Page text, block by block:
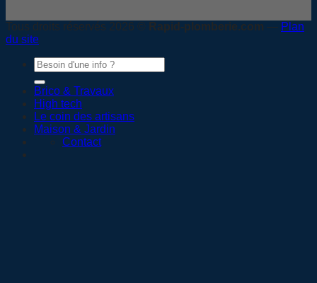
Tous droits réservés 2026 © Rapid-plomberie.com — Plan
du site
Brico & Travaux
High tech
Le coin des artisans
Maison & Jardin
Contact